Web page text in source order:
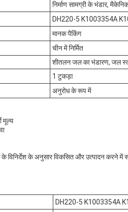
निर्माण सामग्री के भंडार,
DH220-5 K1003354A
मानक पैकिंग
चीन में निर्मित
शीतलन जल का भंडारण, जल
1 टुकड़ा
अनुरोध के रूप में
मूल्य
विनिर्देश के अनुसार विकसित और उत्पादन करने में
DH220-5 K1003354A